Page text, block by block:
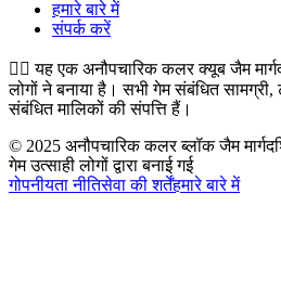
हमारे बारे में
संपर्क करें
👉🏻यह एक अनौपचारिक कलर क्यूब जैम
लोगों ने बनाया है। सभी गेम संबंधित
संबंधित मालिकों की संपत्ति हैं।
© 2025 अनौपचारिक कलर ब्लॉक जैम
गेम उत्साही लोगों द्वारा बनाई गई
गोपनीयता नीतिसेवा की शर्तेंहमारे बारे में